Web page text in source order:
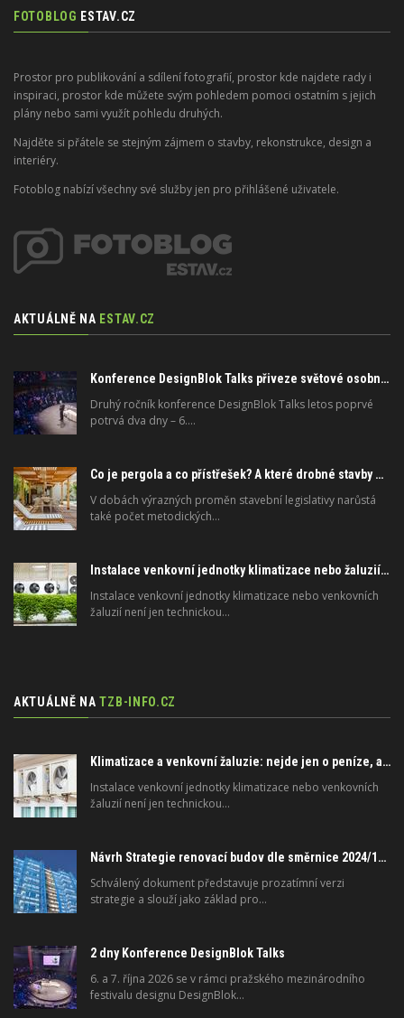
FOTOBLOG ESTAV.CZ
Prostor pro publikování a sdílení fotografií, prostor kde najdete rady i
inspiraci, prostor kde můžete svým pohledem pomoci ostatním s jejich
plány nebo sami využít pohledu druhých.
Najděte si přátele se stejným zájmem o stavby, rekonstrukce, design a
interiéry.
Fotoblog nabízí všechny své služby jen pro přihlášené uživatele.
AKTUÁLNĚ NA ESTAV.CZ
Konference DesignBlok Talks přiveze světové osobnosti designu a architektury
Druhý ročník konference DesignBlok Talks letos poprvé
potrvá dva dny – 6.…
Co je pergola a co přístřešek? A které drobné stavby musíte povolovat? Pomůže metodika
V dobách výrazných proměn stavební legislativy narůstá
také počet metodických…
Instalace venkovní jednotky klimatizace nebo žaluzií podléhá jasným právním pravidlům
Instalace venkovní jednotky klimatizace nebo venkovních
žaluzií není jen technickou…
AKTUÁLNĚ NA TZB-INFO.CZ
Klimatizace a venkovní žaluzie: nejde jen o peníze, ale i o právo
Instalace venkovní jednotky klimatizace nebo venkovních
žaluzií není jen technickou…
Návrh Strategie renovací budov dle směrnice 2024/1275/EU o energetické náročnosti budov
Schválený dokument představuje prozatímní verzi
strategie a slouží jako základ pro…
2 dny Konference DesignBlok Talks
6. a 7. října 2026 se v rámci pražského mezinárodního
festivalu designu DesignBlok…